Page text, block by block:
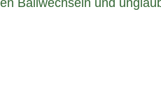
Ballwechseln und